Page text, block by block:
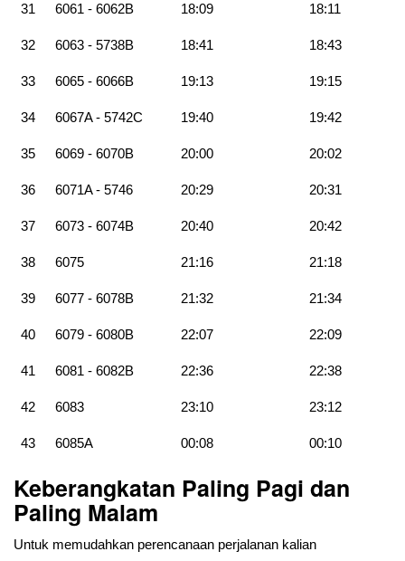
31 6061 - 6062B 18:09 18:11
32 6063 - 5738B 18:41 18:43
33 6065 - 6066B 19:13 19:15
34 6067A - 5742C 19:40 19:42
35 6069 - 6070B 20:00 20:02
36 6071A - 5746 20:29 20:31
37 6073 - 6074B 20:40 20:42
38 6075 21:16 21:18
39 6077 - 6078B 21:32 21:34
40 6079 - 6080B 22:07 22:09
41 6081 - 6082B 22:36 22:38
42 6083 23:10 23:12
43 6085A 00:08 00:10
Keberangkatan Paling Pagi dan
Paling Malam
Untuk memudahkan perencanaan perjalanan kalian